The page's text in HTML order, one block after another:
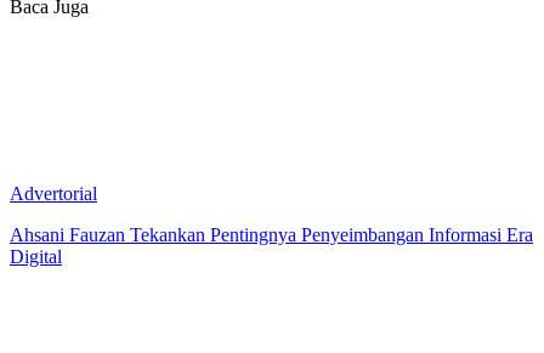
Baca Juga
Advertorial
Ahsani Fauzan Tekankan Pentingnya Penyeimbangan Informasi Era
Digital